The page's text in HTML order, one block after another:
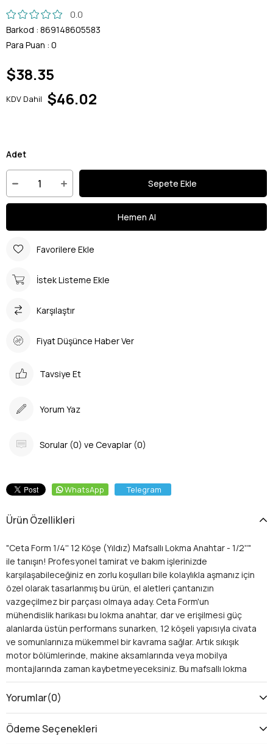
0.0
Barkod : 869148605583
Para Puan : 0
$38.35
KDV Dahil $46.02
Adet
Favorilere Ekle
İstek Listeme Ekle
Karşılaştır
Fiyat Düşünce Haber Ver
Tavsiye Et
Yorum Yaz
Sorular (0) ve Cevaplar (0)
WhatsApp Telegram
Ürün Özellikleri
"Ceta Form 1/4'' 12 Köşe (Yıldız) Mafsallı Lokma Anahtar - 1/2''"
ile tanışın! Profesyonel tamirat ve bakım işlerinizde
karşılaşabileceğiniz en zorlu koşulları bile kolaylıkla aşmanız için
özel olarak tasarlanmış bu ürün, el aletleri çantanızın
vazgeçilmez bir parçası olmaya aday. Ceta Form'un
mühendislik harikası bu lokma anahtar, dar ve erişilmesi güç
alanlarda üstün performans sunarken, 12 köşeli yapısıyla civata
ve somunlarınıza mükemmel bir kavrama sağlar. Artık sıkışık
motor bölümlerinde, makine aksamlarında veya mobilya
montajlarında zaman kaybetmeyeceksiniz. Bu mafsallı lokma
anahtar, işinize hız, hassasiyet ve dayanıklılık katmak için
tasarlandı.
Neden Ceta Form 1/4'' 12 Köşe Mafsallı
Lokma Anahtar Tercih Etmelisiniz?
Bu özel tasarım lokma anahtar, standart lokmaların ulaşamadığı
Yorumlar(0)
Ödeme Seçenekleri